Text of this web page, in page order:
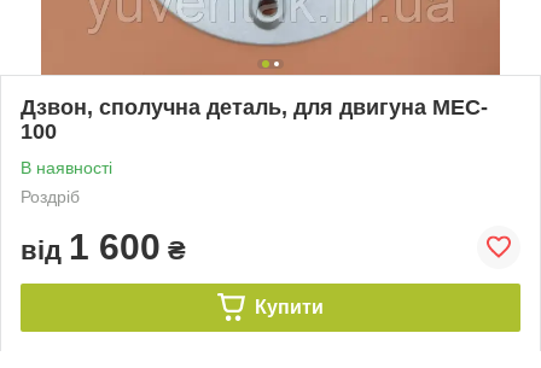
Дзвон, сполучна деталь, для двигуна MEC-
100
В наявності
Роздріб
від 1 600 ₴
Купити